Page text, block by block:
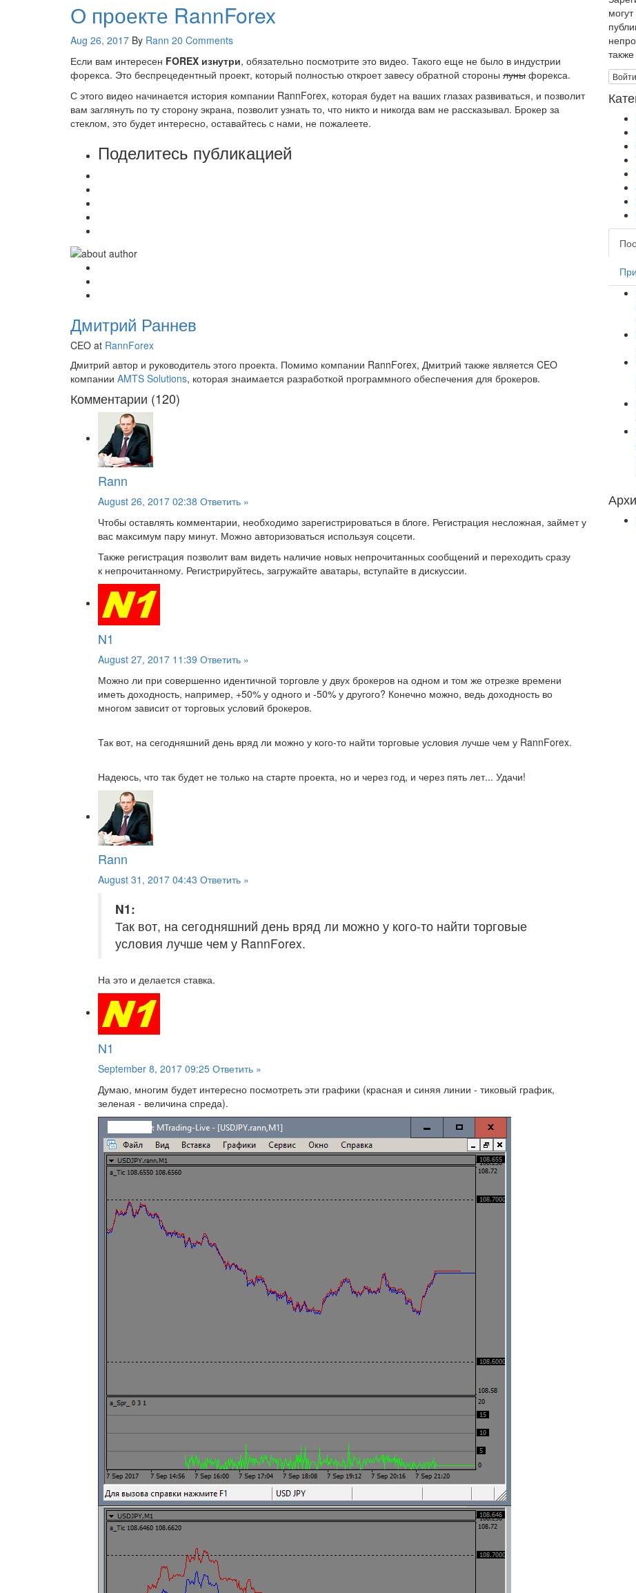
О проекте RannForex
Aug 26, 2017 By Rann 20 Comments
Если вам интересен FOREX изнутри, обязательно посмотрите это видео. Такого еще не было в индустрии
форекса. Это беспрецедентный проект, который полностью откроет завесу обратной стороны луны форекса.
С этого видео начинается история компании RannForex, которая будет на ваших глазах развиваться, и позволит
вам заглянуть по ту сторону экрана, позволит узнать то, что никто и никогда вам не рассказывал. Брокер за
стеклом, это будет интересно, оставайтесь с нами, не пожалеете.
Поделитесь публикацией
Дмитрий Раннев
CEO at RannForex
Дмитрий автор и руководитель этого проекта. Помимо компании RannForex, Дмитрий также является CEO
компании AMTS Solutions, которая знаимается разработкой программного обеспечения для брокеров.
Комментарии (120)
Rann
August 26, 2017 02:38 Ответить »
Чтобы оставлять комментарии, необходимо зарегистрироваться в блоге. Регистрация несложная, займет у
вас максимум пару минут. Можно авторизоваться используя соцсети.
Также регистрация позволит вам видеть наличие новых непрочитанных сообщений и переходить сразу
к непрочитанному. Регистрируйтесь, загружайте аватары, вступайте в дискуссии.
N1
August 27, 2017 11:39 Ответить »
Можно ли при совершенно идентичной торговле у двух брокеров на одном и том же отрезке времени
иметь доходность, например, +50% у одного и -50% у другого? Конечно можно, ведь доходность во
многом зависит от торговых условий брокеров.
Так вот, на сегодняшний день вряд ли можно у кого-то найти торговые условия лучше чем у RannForex.
Надеюсь, что так будет не только на старте проекта, но и через год, и через пять лет... Удачи!
Rann
August 31, 2017 04:43 Ответить »
N1:
Так вот, на сегодняшний день вряд ли можно у кого-то найти торговые
условия лучше чем у RannForex.
На это и делается ставка.
N1
September 8, 2017 09:25 Ответить »
Думаю, многим будет интересно посмотреть эти графики (красная и синяя линии - тиковый график,
зеленая - величина спреда).
Войти